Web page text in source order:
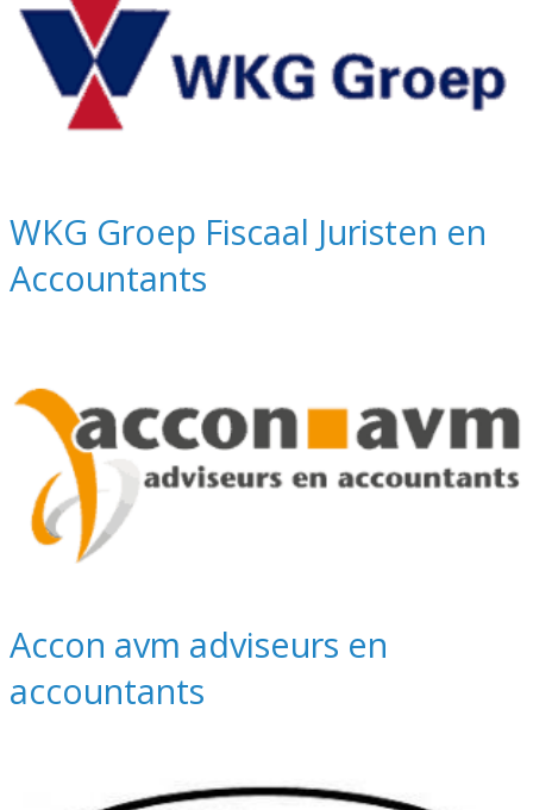
WKG Groep Fiscaal Juristen en
Accountants
Accon avm adviseurs en
accountants